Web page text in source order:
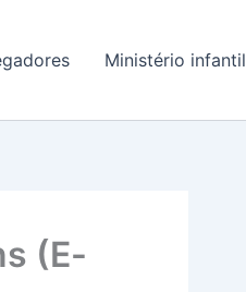
Ministério infantil
(E-